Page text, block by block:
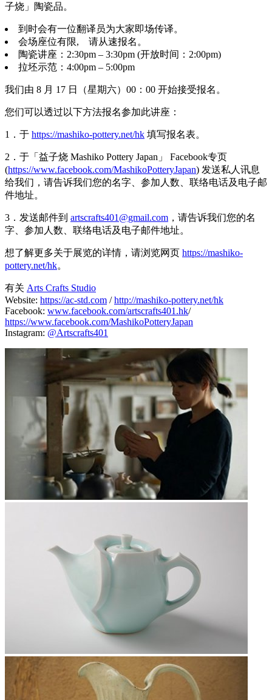
子烧」陶瓷品。
到时会有一位翻译员为大家即场传译。
会场座位有限, 请从速报名。
陶瓷讲座：2:30pm – 3:30pm (开放时间：2:00pm)
拉坯示范：4:00pm – 5:00pm
我们由 8 月 17 日（星期六）00：00 开始接受报名。
您们可以透过以下方法报名参加此讲座：
1．于 https://mashiko-pottery.net/hk 填写报名表。
2．于「益子烧 Mashiko Pottery Japan」 Facebook专页
(https://www.facebook.com/MashikoPotteryJapan) 发送私人讯息
给我们，请告诉我们您的名字、参加人数、联络电话及电子邮
件地址。
3．发送邮件到 artscrafts401@gmail.com ，请告诉我们您的名
字、参加人数、联络电话及电子邮件地址。
想了解更多关于展览的详情，请浏览网页 https://mashiko-
pottery.net/hk。
有关 Arts Crafts Studio
Website: https://ac-std.com /http://mashiko-pottery.net/hk
Facebook: www.facebook.com/artscrafts401.hk/
https://www.facebook.com/MashikoPotteryJapan
Instagram: @Artscrafts401